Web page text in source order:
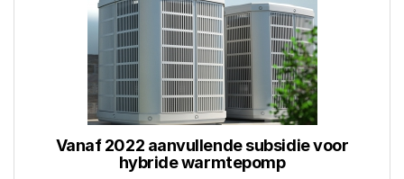
Vanaf 2022 aanvullende subsidie voor
hybride warmtepomp